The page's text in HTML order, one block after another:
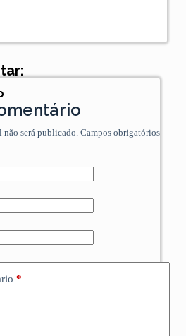
não será publicado. Campos obrigatórios
*